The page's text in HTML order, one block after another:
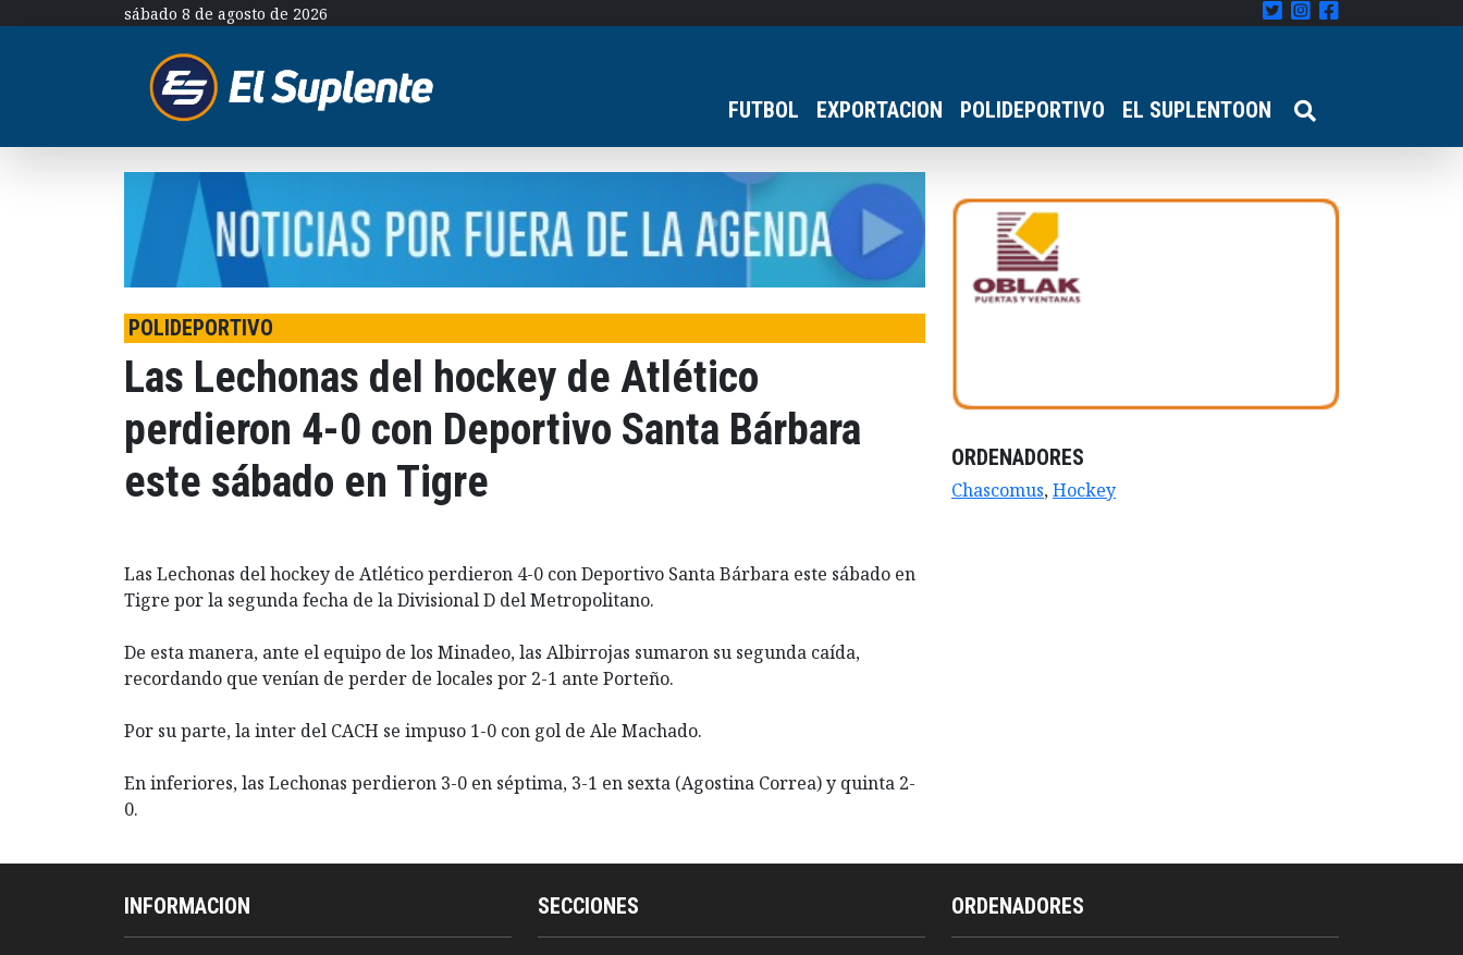
sábado 8 de agosto de 2026
FUTBOL EXPORTACION POLIDEPORTIVO EL SUPLENTOON
POLIDEPORTIVO
Las Lechonas del hockey de Atlético
perdieron 4-0 con Deportivo Santa Bárbara
este sábado en Tigre
Las Lechonas del hockey de Atlético perdieron 4-0 con Deportivo Santa Bárbara este sábado en
Tigre por la segunda fecha de la Divisional D del Metropolitano.
De esta manera, ante el equipo de los Minadeo, las Albirrojas sumaron su segunda caída,
recordando que venían de perder de locales por 2-1 ante Porteño.
Por su parte, la inter del CACH se impuso 1-0 con gol de Ale Machado.
En inferiores, las Lechonas perdieron 3-0 en séptima, 3-1 en sexta (Agostina Correa) y quinta 2-
0.
ORDENADORES
Chascomus,Hockey
INFORMACION SECCIONES ORDENADORES